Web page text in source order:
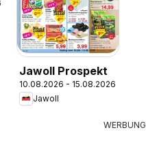
Jawoll Prospekt
10.08.2026 - 15.08.2026
Jawoll
WERBUNG